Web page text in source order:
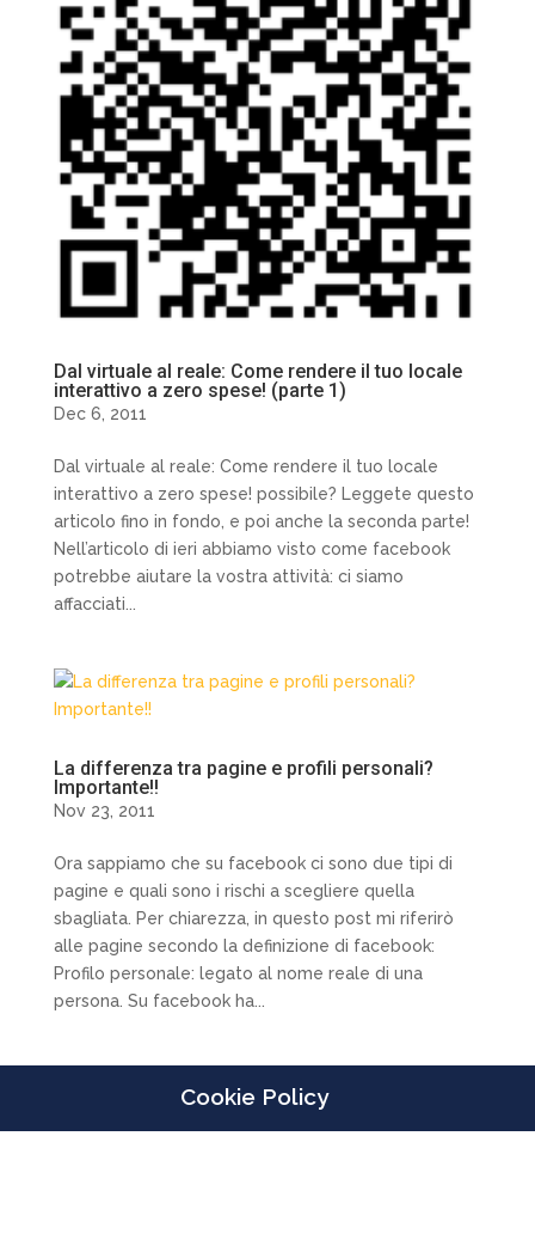
Dal virtuale al reale: Come rendere il tuo locale
interattivo a zero spese! (parte 1)
Dec 6, 2011
Dal virtuale al reale: Come rendere il tuo locale
interattivo a zero spese! possibile? Leggete questo
articolo fino in fondo, e poi anche la seconda parte!
Nell’articolo di ieri abbiamo visto come facebook
potrebbe aiutare la vostra attività: ci siamo
affacciati...
La differenza tra pagine e profili personali?
Importante!!
Nov 23, 2011
Ora sappiamo che su facebook ci sono due tipi di
pagine e quali sono i rischi a scegliere quella
sbagliata. Per chiarezza, in questo post mi riferirò
alle pagine secondo la definizione di facebook:
Profilo personale: legato al nome reale di una
persona. Su facebook ha...
Cookie Policy